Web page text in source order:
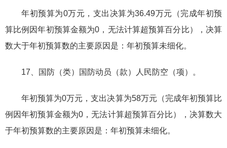
年初预算为0万元，支出决算为36.49万元（完成年初预
算比例因年初预算金额为0，无法计算超预算百分比），决算
数大于年初预算数的主要原因是：年初预算未细化。
17、国防（类）国防动员（款）人民防空（项）。
年初预算为0万元，支出决算为58万元（完成年初预算比
例因年初预算金额为0，无法计算超预算百分比），决算数大
于年初预算数的主要原因是：年初预算未细化。